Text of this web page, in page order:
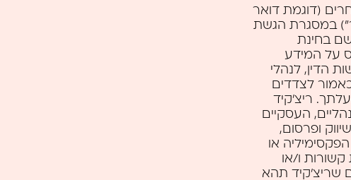
(דוגמת דואר
במסגרת הגשת
בחינת
על המידע
הדין, לנהלי
לצדדים
ריצ’קיד
לצרכיה המנהליים, העסקיים
ופרסום,
או
קשורות ו/או
שריצ’קיד תהא